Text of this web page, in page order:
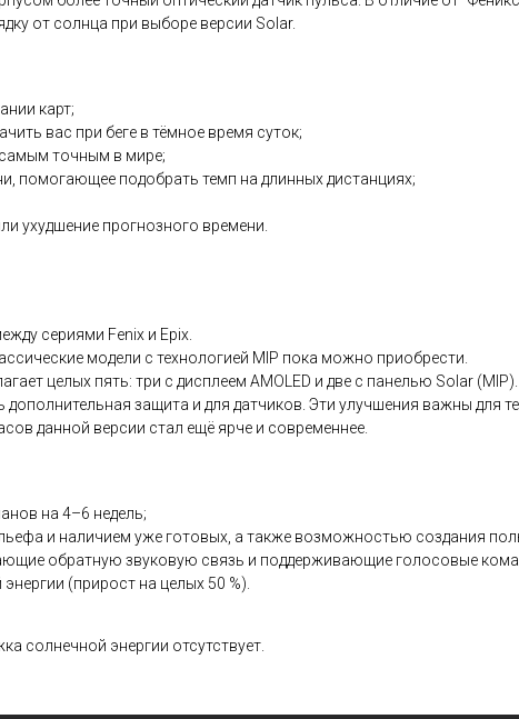
от солнца при выборе версии Solar.
карт;
вас при беге в тёмное время суток;
точным в мире;
помогающее подобрать темп на длинных дистанциях;
ухудшение прогнозного времени.
сериями Fenix и Epix.
модели с технологией MIP пока можно приобрести.
целых пять: три с дисплеем AMOLED и две с панелью Solar
защита и для датчиков. Эти улучшения важны для
данной версии стал ещё ярче и современнее.
на 4–6 недель;
и наличием уже готовых, а также возможностью создания
обратную звуковую связь и поддерживающие голосовые
(прирост на целых 50 %).
солнечной энергии отсутствует.